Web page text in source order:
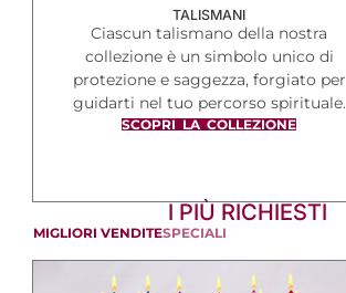
TALISMANI
Ciascun talismano della nostra
collezione è un simbolo unico di
protezione e saggezza, forgiato per
guidarti nel tuo percorso spirituale.
SCOPRI LA COLLEZIONE
I PIÙ RICHIESTI
MIGLIORI VENDITESPECIALI